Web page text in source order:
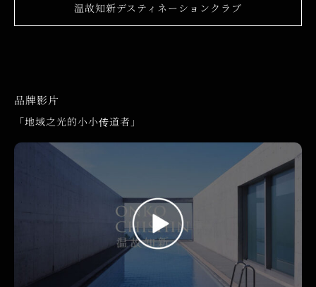
温故知新デスティネーションクラブ
品牌影片
「地域之光的小小传道者」